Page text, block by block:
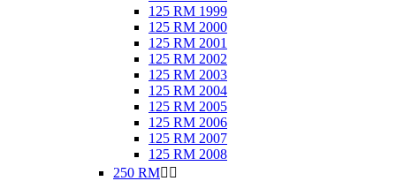
125 RM 1999
125 RM 2000
125 RM 2001
125 RM 2002
125 RM 2003
125 RM 2004
125 RM 2005
125 RM 2006
125 RM 2007
125 RM 2008
250 RM 